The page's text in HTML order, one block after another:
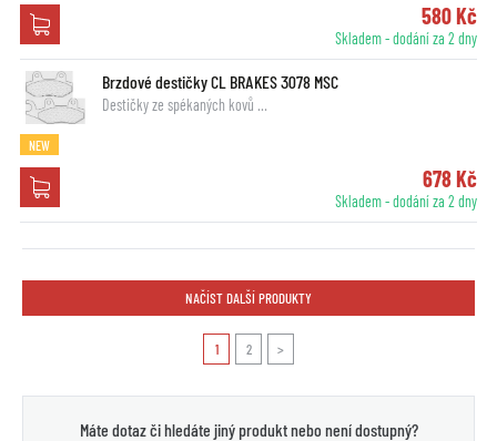
580 Kč
Skladem - dodání za 2 dny
Brzdové destičky CL BRAKES 3078 MSC
Destičky ze spékaných kovů …
NEW
678 Kč
Skladem - dodání za 2 dny
NAČÍST DALŠÍ PRODUKTY
1 2 >
Máte dotaz či hledáte jiný produkt nebo není dostupný?